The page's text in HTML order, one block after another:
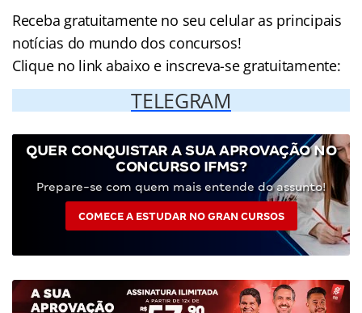
Receba gratuitamente no seu celular as principais
notícias do mundo dos concursos!
Clique no link abaixo e inscreva-se gratuitamente:
TELEGRAM
QUER CONQUISTAR A SUA APROVAÇÃO NO
CONCURSO IFMS?
Prepare-se com quem mais entende do assunto!
COMECE A ESTUDAR NO GRAN CURSOS